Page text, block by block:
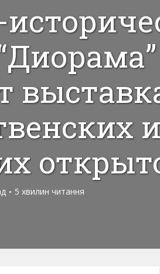
и
5 хвилин читання